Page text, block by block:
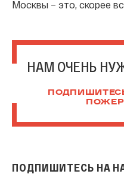
Москвы – это, скорее
НАМ ОЧЕНЬ
ПОДПИШИТЕСЬ НА